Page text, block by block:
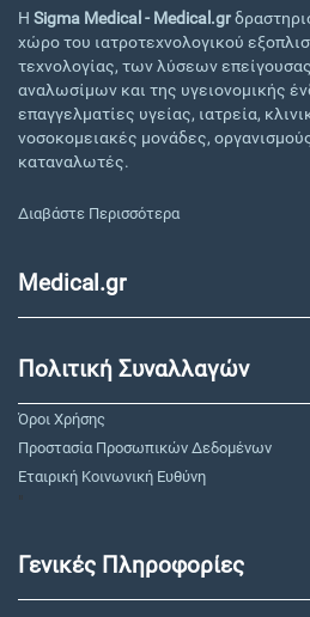
Η Sigma Medical - Medical.gr
χώρο του ιατροτεχνολογικού
τεχνολογίας, των λύσεων
αναλωσίμων και της υγειονομικής
επαγγελματίες υγείας, ιατρεία,
νοσοκομειακές μονάδες,
καταναλωτές.
Διαβάστε Περισσότερα
Medical.gr
Πολιτική Συναλλαγών
Όροι Χρήσης
Προστασία Προσωπικών Δεδομένων
Εταιρική Κοινωνική Ευθύνη
"
Γενικές Πληροφορίες